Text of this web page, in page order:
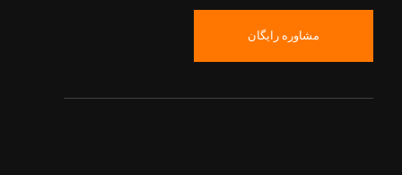
مشاوره رایگان